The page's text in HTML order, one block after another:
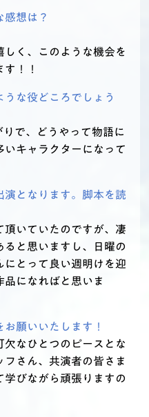
感想は？
しく、このような機会を
！！
な役どころでしょう
で、どうやって物語に
キャラクターになって
演となります。脚本を読
頂いていたのですが、凄
ると思いますし、日曜の
にとって良い週明けを迎
品になればと思いま
願いいたします！
なひとつのピースとな
さん、共演者の皆さま
学びながら頑張りますの